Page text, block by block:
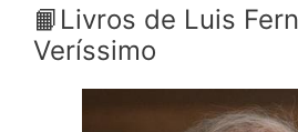
📙Livros de Luis
Veríssimo